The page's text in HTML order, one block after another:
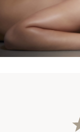
Ajouter à ma liste
Vous devez